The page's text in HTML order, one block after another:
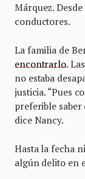
Márquez.
conductores.
La familia de
encontrarlo.
no estaba
justicia. “Pues
preferible saber
dice Nancy.
Hasta la fecha
algún delito en